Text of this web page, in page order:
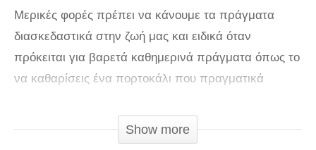
Μερικές φορές πρέπει να κάνουμε τα πράγματα
διασκεδαστικά στην ζωή μας και ειδικά όταν
πρόκειται για βαρετά καθημερινά πράγματα όπως το
να καθαρίσεις ένα πορτοκάλι που πραγματικά
πράγμα! Ο γνωστός στην συντακτική ομάδα του
tilestwra.com Dave Hax έκανε πάλι το θαύμα του και
Show more